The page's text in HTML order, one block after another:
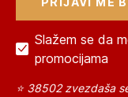
Slažem se da
promocijama
⭐ 38502 zvezdaša